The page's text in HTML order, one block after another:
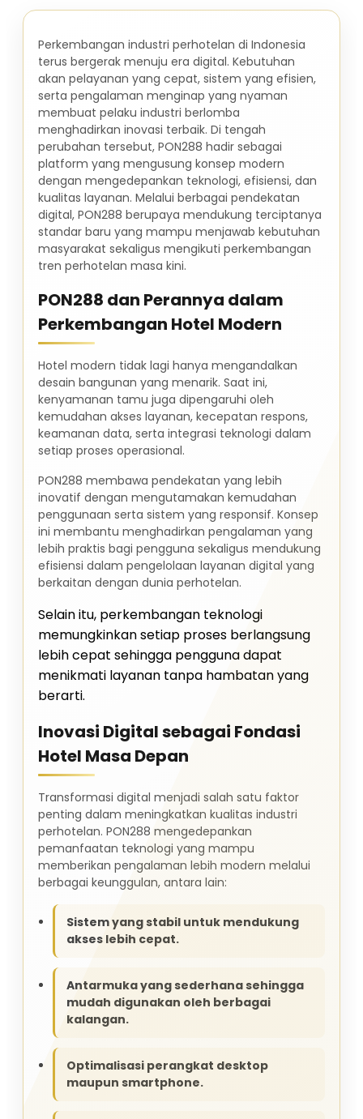
Perkembangan industri perhotelan di Indonesia
terus bergerak menuju era digital. Kebutuhan
akan pelayanan yang cepat, sistem yang efisien,
serta pengalaman menginap yang nyaman
membuat pelaku industri berlomba
menghadirkan inovasi terbaik. Di tengah
perubahan tersebut, PON288 hadir sebagai
platform yang mengusung konsep modern
dengan mengedepankan teknologi, efisiensi, dan
kualitas layanan. Melalui berbagai pendekatan
digital, PON288 berupaya mendukung terciptanya
standar baru yang mampu menjawab kebutuhan
masyarakat sekaligus mengikuti perkembangan
tren perhotelan masa kini.
PON288 dan Perannya dalam
Perkembangan Hotel Modern
Hotel modern tidak lagi hanya mengandalkan
desain bangunan yang menarik. Saat ini,
kenyamanan tamu juga dipengaruhi oleh
kemudahan akses layanan, kecepatan respons,
keamanan data, serta integrasi teknologi dalam
setiap proses operasional.
PON288 membawa pendekatan yang lebih
inovatif dengan mengutamakan kemudahan
penggunaan serta sistem yang responsif. Konsep
ini membantu menghadirkan pengalaman yang
lebih praktis bagi pengguna sekaligus mendukung
efisiensi dalam pengelolaan layanan digital yang
berkaitan dengan dunia perhotelan.
Selain itu, perkembangan teknologi
memungkinkan setiap proses berlangsung
lebih cepat sehingga pengguna dapat
menikmati layanan tanpa hambatan yang
berarti.
Inovasi Digital sebagai Fondasi
Hotel Masa Depan
Transformasi digital menjadi salah satu faktor
penting dalam meningkatkan kualitas industri
perhotelan. PON288 mengedepankan
pemanfaatan teknologi yang mampu
memberikan pengalaman lebih modern melalui
berbagai keunggulan, antara lain:
Sistem yang stabil untuk mendukung
akses lebih cepat.
Antarmuka yang sederhana sehingga
mudah digunakan oleh berbagai
kalangan.
Optimalisasi perangkat desktop
maupun smartphone.